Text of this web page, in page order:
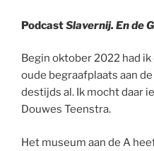
PodcastSlavernij. En de
Begin oktober 2022 had
oude begraafplaats aan
destijds al. Ik mocht daar
Douwes Teenstra.
Het museum aan de A